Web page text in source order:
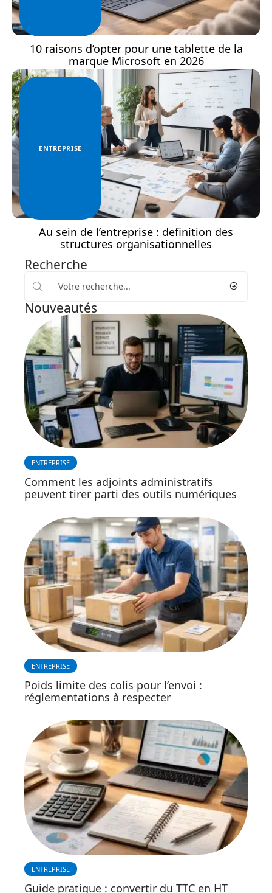
10 raisons d’opter pour une tablette de la
marque Microsoft en 2026
ENTREPRISE
Au sein de l’entreprise : definition des
structures organisationnelles
Recherche
Nouveautés
ENTREPRISE
Comment les adjoints administratifs
peuvent tirer parti des outils numériques
ENTREPRISE
Poids limite des colis pour l’envoi :
réglementations à respecter
ENTREPRISE
Guide pratique : convertir du TTC en HT